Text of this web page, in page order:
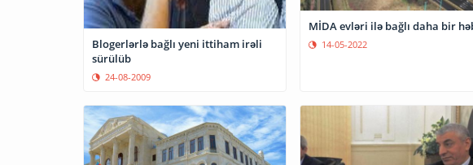
Blogerlərlə bağlı yeni ittiham irəli
sürülüb
24-08-2009
MİDA evləri ilə bağlı daha bir
14-05-2022